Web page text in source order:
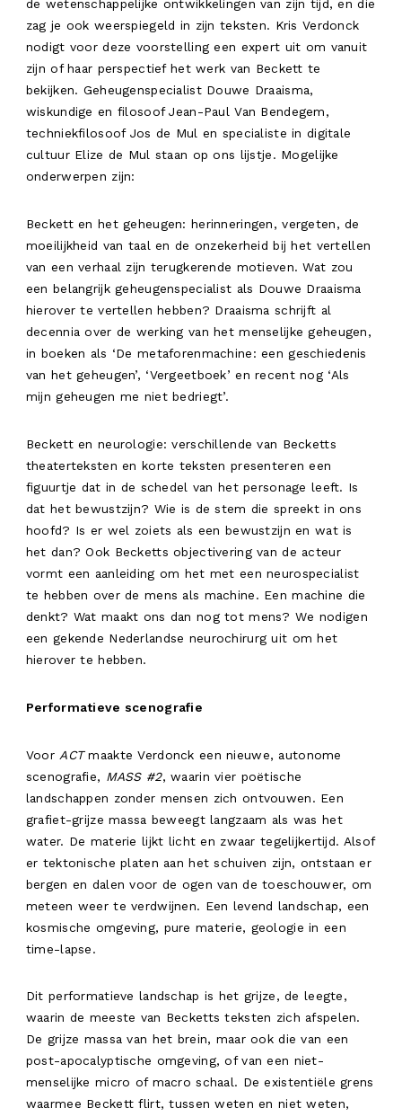
de wetenschappelijke ontwikkelingen van zijn tijd, en die
zag je ook weerspiegeld in zijn teksten. Kris Verdonck
nodigt voor deze voorstelling een expert uit om vanuit
zijn of haar perspectief het werk van Beckett te
bekijken. Geheugenspecialist Douwe Draaisma,
wiskundige en filosoof Jean-Paul Van Bendegem,
techniekfilosoof Jos de Mul en specialiste in digitale
cultuur Elize de Mul staan op ons lijstje. Mogelijke
onderwerpen zijn:
Beckett en het geheugen: herinneringen, vergeten, de
moeilijkheid van taal en de onzekerheid bij het vertellen
van een verhaal zijn terugkerende motieven. Wat zou
een belangrijk geheugenspecialist als Douwe Draaisma
hierover te vertellen hebben? Draaisma schrijft al
decennia over de werking van het menselijke geheugen,
in boeken als ‘De metaforenmachine: een geschiedenis
van het geheugen’, ‘Vergeetboek’ en recent nog ‘Als
mijn geheugen me niet bedriegt’.
Beckett en neurologie: verschillende van Becketts
theaterteksten en korte teksten presenteren een
figuurtje dat in de schedel van het personage leeft. Is
dat het bewustzijn? Wie is de stem die spreekt in ons
hoofd? Is er wel zoiets als een bewustzijn en wat is
het dan? Ook Becketts objectivering van de acteur
vormt een aanleiding om het met een neurospecialist
te hebben over de mens als machine. Een machine die
denkt? Wat maakt ons dan nog tot mens? We nodigen
een gekende Nederlandse neurochirurg uit om het
hierover te hebben.
Performatieve scenografie
Voor ACTmaakte Verdonck een nieuwe, autonome
scenografie, MASS #2, waarin vier poëtische
landschappen zonder mensen zich ontvouwen. Een
grafiet-grijze massa beweegt langzaam als was het
water. De materie lijkt licht en zwaar tegelijkertijd. Alsof
er tektonische platen aan het schuiven zijn, ontstaan er
bergen en dalen voor de ogen van de toeschouwer, om
meteen weer te verdwijnen. Een levend landschap, een
kosmische omgeving, pure materie, geologie in een
time-lapse.
Dit performatieve landschap is het grijze, de leegte,
waarin de meeste van Becketts teksten zich afspelen.
De grijze massa van het brein, maar ook die van een
post-apocalyptische omgeving, of van een niet-
menselijke micro of macro schaal. De existentiële grens
waarmee Beckett flirt, tussen weten en niet weten,